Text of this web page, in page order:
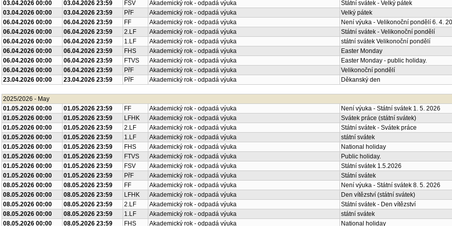
03.04.2026 00:00 03.04.2026 23:59 FSV Akademický rok - odpadá výuka
Státní svátek - Velký pátek
03.04.2026 00:00
03.04.2026 23:59 PřF Akademický rok - odpadá výuka
Velký pátek
06.04.2026 00:00
06.04.2026 23:59 FF Akademický rok - odpadá výuka
Není výuka - Velikonoční pondělí 6. 4.
06.04.2026 00:00
06.04.2026 23:59 2.LF Akademický rok - odpadá výuka
Státní svátek - Velikonoční pondělí
06.04.2026 00:00
06.04.2026 23:59 1.LF Akademický rok - odpadá výuka
státní svátek Velikonoční pondělí
06.04.2026 00:00
06.04.2026 23:59 FHS Akademický rok - odpadá výuka
Easter Monday
06.04.2026 00:00
06.04.2026 23:59 FTVS Akademický rok - odpadá výuka
Easter Monday - public holiday.
06.04.2026 00:00
06.04.2026 23:59 PřF Akademický rok - odpadá výuka
Velikonoční pondělí
23.04.2026 00:00
23.04.2026 23:59 PřF Akademický rok - odpadá výuka Děkanský den
2025/2026 - May
01.05.2026 00:00
01.05.2026 23:59 FF Akademický rok - odpadá výuka
Není výuka - Státní svátek 1. 5. 2026
01.05.2026 00:00
01.05.2026 23:59 LFHK Akademický rok - odpadá výuka
Svátek práce (státní svátek)
01.05.2026 00:00
01.05.2026 23:59 2.LF Akademický rok - odpadá výuka
Státní svátek - Svátek práce
01.05.2026 00:00
01.05.2026 23:59 1.LF Akademický rok - odpadá výuka
státní svátek
01.05.2026 00:00
01.05.2026 23:59 FHS Akademický rok - odpadá výuka
National holiday
01.05.2026 00:00
01.05.2026 23:59 FTVS Akademický rok - odpadá výuka
Public holiday.
01.05.2026 00:00
01.05.2026 23:59 FSV Akademický rok - odpadá výuka
Státní svátek 1.5.2026
01.05.2026 00:00
01.05.2026 23:59 PřF Akademický rok - odpadá výuka
Státní svátek
08.05.2026 00:00
08.05.2026 23:59 FF Akademický rok - odpadá výuka
Není výuka - Státní svátek 8. 5. 2026
08.05.2026 00:00
08.05.2026 23:59 LFHK Akademický rok - odpadá výuka
Den vítězství (státní svátek)
08.05.2026 00:00
08.05.2026 23:59 2.LF Akademický rok - odpadá výuka
Státní svátek - Den vítězství
08.05.2026 00:00
08.05.2026 23:59 1.LF Akademický rok - odpadá výuka
státní svátek
08.05.2026 00:00
08.05.2026 23:59 FHS Akademický rok - odpadá výuka National holiday